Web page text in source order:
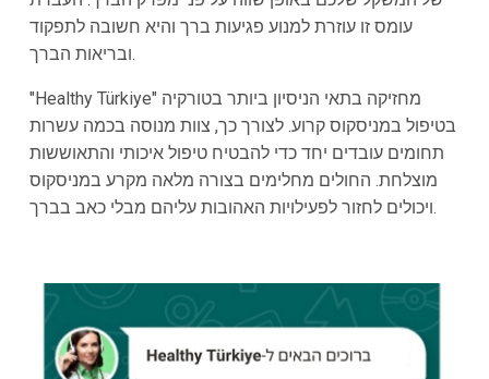
עומס זו עוזרת למנוע פגיעות ברך והיא חשובה לתפקוד
ובריאות הברך.
"Healthy Türkiye" מחזיקה בתאי הניסיון ביותר בטורקיה
בטיפול במניסקוס קרוע. לצורך כך, צוות מנוסה בכמה עשרות
תחומים עובדים יחד כדי להבטיח טיפול איכותי והתאוששות
מוצלחת. החולים מחלימים בצורה מלאה מקרע במניסקוס
ויכולים לחזור לפעילויות האהובות עליהם מבלי כאב בברך.